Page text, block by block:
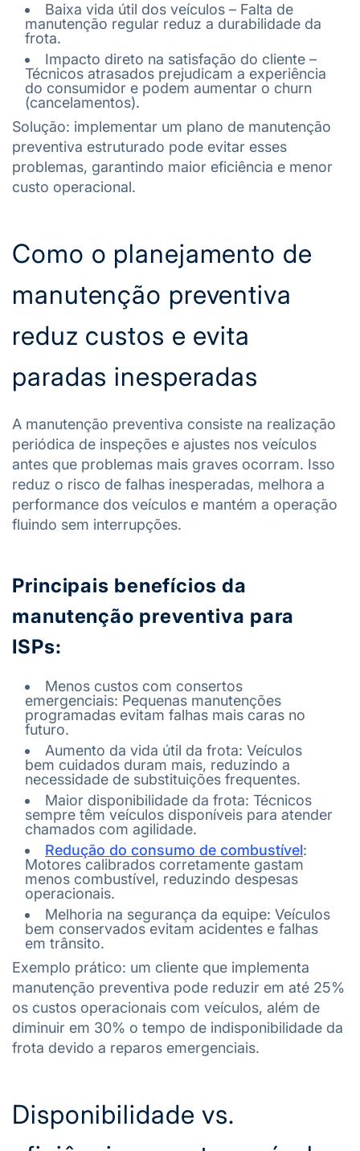
Baixa vida útil dos veículos – Falta de
manutenção regular reduz a durabilidade da
frota.
Impacto direto na satisfação do cliente –
Técnicos atrasados prejudicam a experiência
do consumidor e podem aumentar o churn
(cancelamentos).
Solução: implementar um plano de manutenção
preventiva estruturado pode evitar esses
problemas, garantindo maior eficiência e menor
custo operacional.
Como o planejamento de
manutenção preventiva
reduz custos e evita
paradas inesperadas
A manutenção preventiva consiste na realização
periódica de inspeções e ajustes nos veículos
antes que problemas mais graves ocorram. Isso
reduz o risco de falhas inesperadas, melhora a
performance dos veículos e mantém a operação
fluindo sem interrupções.
Principais benefícios da
manutenção preventiva para
ISPs:
Menos custos com consertos
emergenciais: Pequenas manutenções
programadas evitam falhas mais caras no
futuro.
Aumento da vida útil da frota: Veículos
bem cuidados duram mais, reduzindo a
necessidade de substituições frequentes.
Maior disponibilidade da frota: Técnicos
sempre têm veículos disponíveis para atender
chamados com agilidade.
Redução do consumo de combustível:
Motores calibrados corretamente gastam
menos combustível, reduzindo despesas
operacionais.
Melhoria na segurança da equipe: Veículos
bem conservados evitam acidentes e falhas
em trânsito.
Exemplo prático: um cliente que implementa
manutenção preventiva pode reduzir em até 25%
os custos operacionais com veículos, além de
diminuir em 30% o tempo de indisponibilidade da
frota devido a reparos emergenciais.
Disponibilidade vs.